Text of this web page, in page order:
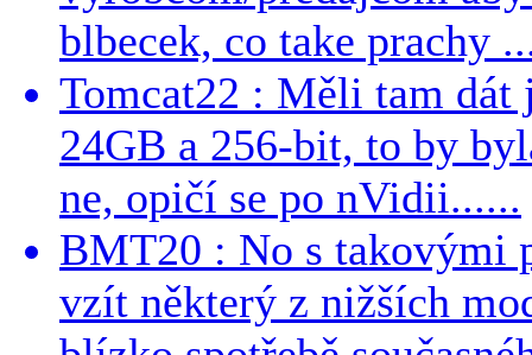
blbecek, co take prachy
Tomcat22 : Měli tam dát
24GB a 256-bit, to by
ne, opičí se po nVidii......
BMT20 : No s takovými
vzít některý z nižších